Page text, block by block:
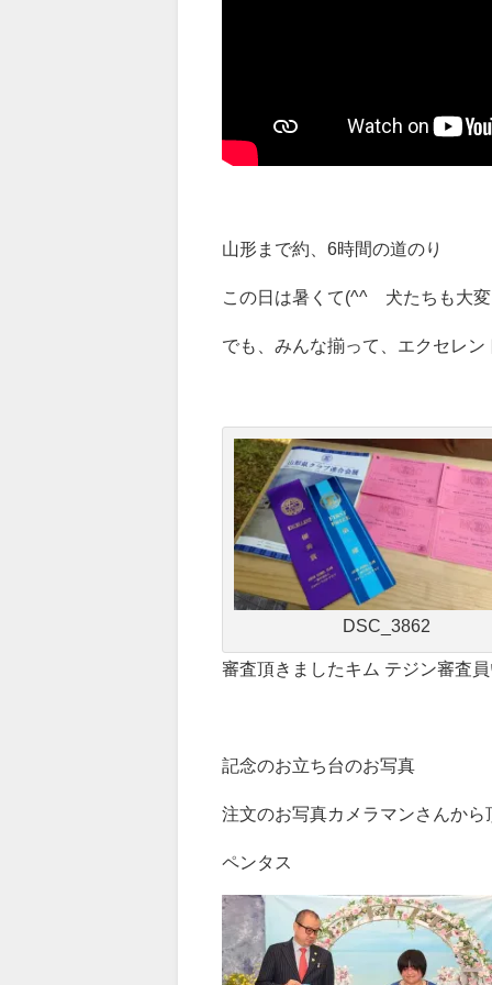
山形まで約、6時間の道のり
この日は暑くて(^^ゞ犬たちも大
でも、みんな揃って、エクセレ
DSC_3862
審査頂きましたキム テジン審査
記念のお立ち台のお写真
注文のお写真カメラマンさん
ペンタス